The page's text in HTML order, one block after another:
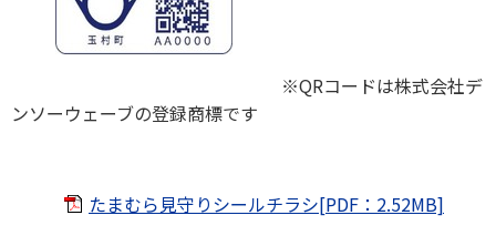
※QRコードは株式会社デ
ンソーウェーブの登録商標です
たまむら見守りシールチラシ[PDF：2.52MB]